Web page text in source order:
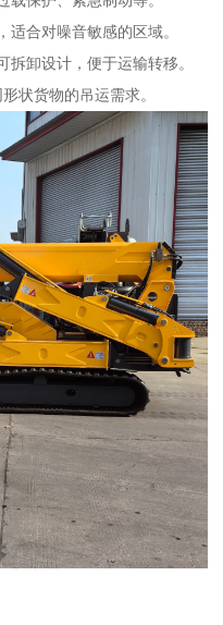
合对噪音敏感的区域。
卸设计，便于运输转移。
状货物的吊运需求。